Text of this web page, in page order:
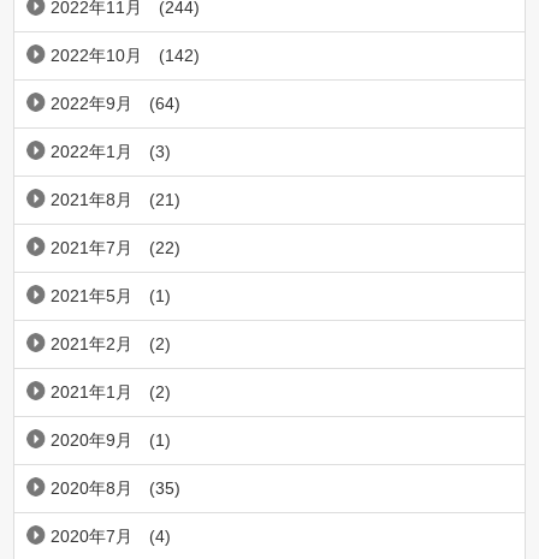
2022年11月 (244)
2022年10月 (142)
2022年9月 (64)
2022年1月 (3)
2021年8月 (21)
2021年7月 (22)
2021年5月 (1)
2021年2月 (2)
2021年1月 (2)
2020年9月 (1)
2020年8月 (35)
2020年7月 (4)